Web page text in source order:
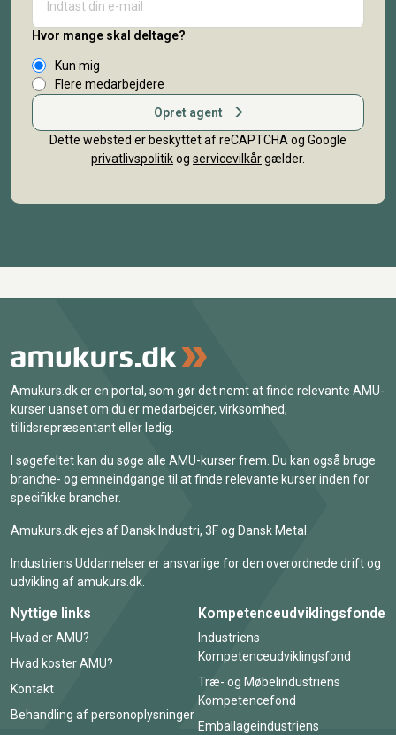
Hvor mange skal deltage?
Kun mig
Flere medarbejdere
Opret agent
Dette websted er beskyttet af reCAPTCHA og Google
privatlivspolitikog servicevilkårgælder.
Amukurs.dk er en portal, som gør det nemt at finde relevante AMU-
kurser uanset om du er medarbejder, virksomhed,
tillidsrepræsentant eller ledig.
I søgefeltet kan du søge alle AMU-kurser frem. Du kan også bruge
branche- og emneindgange til at finde relevante kurser inden for
specifikke brancher.
Amukurs.dk ejes af Dansk Industri, 3F og Dansk Metal.
Industriens Uddannelser er ansvarlige for den overordnede drift og
udvikling af amukurs.dk.
Nyttige links
Hvad er AMU?
Hvad koster AMU?
Kontakt
Behandling af personoplysninger
Kompetenceudviklingsfonde
Industriens
Kompetenceudviklingsfond
Træ- og Møbelindustriens
Kompetencefond
Emballageindustriens